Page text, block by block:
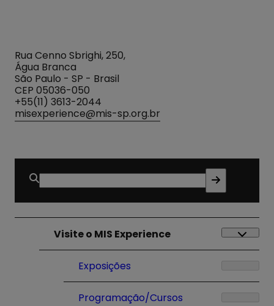
Rua Cenno Sbrighi, 250,
Água Branca
São Paulo - SP - Brasil
CEP 05036-050
+55(11) 3613-2044
misexperience@mis-sp.org.br
Buscar
por:
Visite o MIS Experience
Exposições
Programação/Cursos